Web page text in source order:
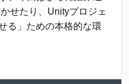
せたり、Unityプロジェ
る」ための本格的な環